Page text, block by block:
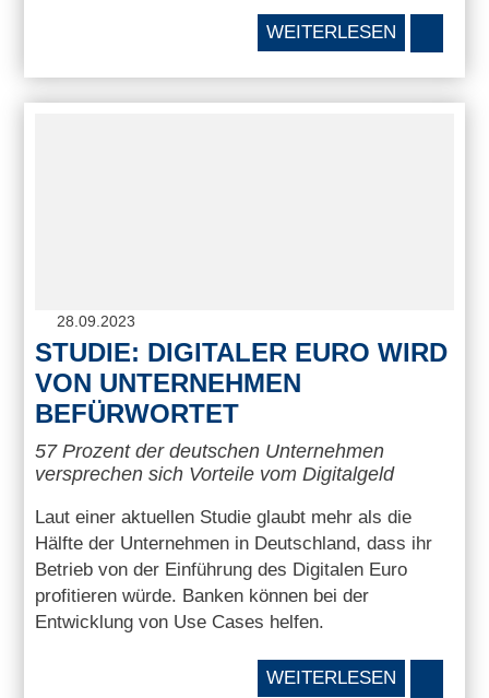
WEITERLESEN
28.09.2023
STUDIE: DIGITALER EURO WIRD
VON UNTERNEHMEN
BEFÜRWORTET
57 Prozent der deutschen Unternehmen
versprechen sich Vorteile vom Digitalgeld
Laut einer aktuellen Studie glaubt mehr als die
Hälfte der Unternehmen in Deutschland, dass ihr
Betrieb von der Einführung des Digitalen Euro
profitieren würde. Banken können bei der
Entwicklung von Use Cases helfen.
WEITERLESEN